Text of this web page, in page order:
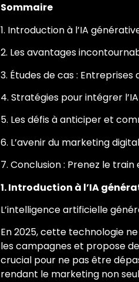
Sommaire
1. Introduction à l’IA
2. Les avantages
3. Études de cas :
4. Stratégies pour intégrer
5. Les défis à anticiper et
6. L’avenir du marketing
7. Conclusion : Prenez le
1. Introduction à l’IA
L’intelligence artificielle
En 2025, cette technologie
les campagnes et propose
crucial pour ne pas être
rendant le marketing non